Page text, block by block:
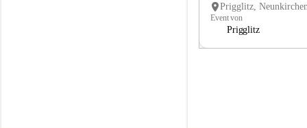
Event von
Prigglitz